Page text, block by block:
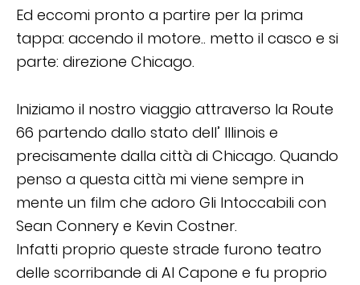
Ed eccomi pronto a partire per la prima
tappa: accendo il motore.. metto il casco e si
parte: direzione Chicago.
Iniziamo il nostro viaggio attraverso la Route
66 partendo dallo stato dell’ Illinois e
precisamente dalla città di Chicago. Quando
penso a questa città mi viene sempre in
mente un film che adoro Gli Intoccabili con
Sean Connery e Kevin Costner.
Infatti proprio queste strade furono teatro
delle scorribande di Al Capone e fu proprio